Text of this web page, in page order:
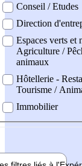
Conseil / Etudes
Direction
Espaces verts et
Agriculture /
animaux
Hôtellerie -
Tourisme /
Immobilier